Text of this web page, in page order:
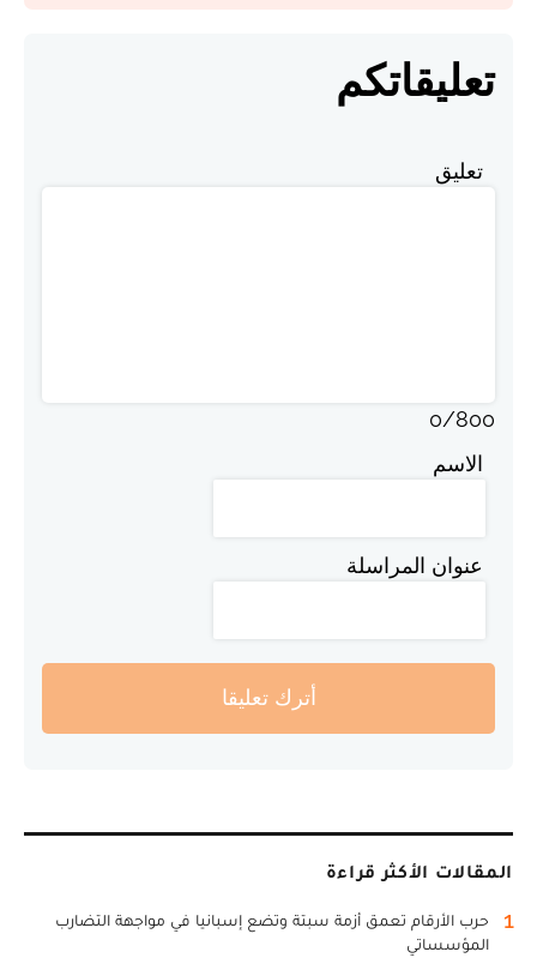
تعليقاتكم
تعليق
0/800
الاسم
عنوان المراسلة
أترك تعليقا
المقالات الأكثر قراءة
1
حرب الأرقام تعمق أزمة سبتة وتضع إسبانيا في مواجهة التضارب
المؤسساتي